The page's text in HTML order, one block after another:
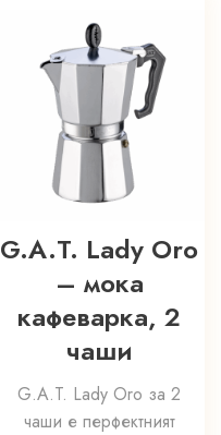
G.A.T. Lady Oro
– мока
кафеварка, 2
чаши
G.A.T. Lady Oro за 2
чаши е перфектният